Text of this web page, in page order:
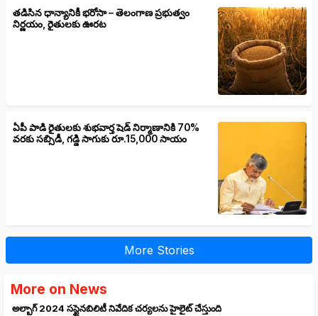
తడిసిన ధాన్యానికీ భరోసా – తెలంగాణ ప్రభుత్వం
నిర్ణయం, రైతులకు ఊరట
ఏపీ పాడి రైతులకు శుభవార్త షెడ్ నిర్మాణానికి 70%
వరకు సబ్సిడీ, గడ్డి సాగుకు రూ.15,000 సాయం
More Stories
More on News
అల్బాగ్ 2024 సస్టైనబిలిటీ నివేదిక చర్యలను హైలైట్ చేస్తుంది